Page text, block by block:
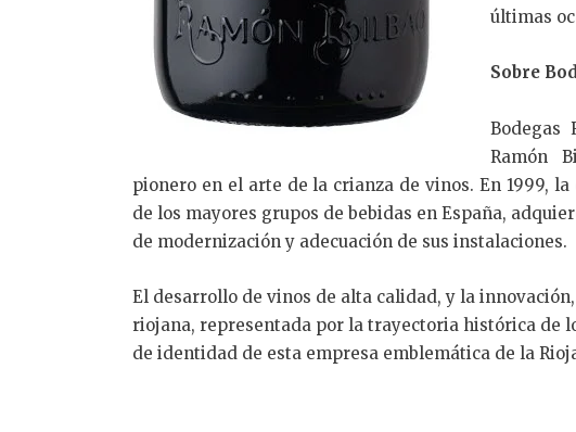
últimas
Sobre
Bodegas
Ramón
pionero en el arte de la crianza de vinos. En 1999,
de los mayores grupos de bebidas en España,
de modernización y adecuación de sus instalaciones.
El desarrollo de vinos de alta calidad, y la
riojana, representada por la trayectoria histórica de
de identidad de esta empresa emblemática de la